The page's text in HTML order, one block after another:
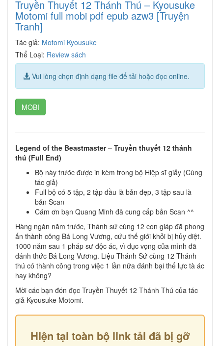
Truyền Thuyết 12 Thánh Thú – Kyousuke
Motomi full mobi pdf epub azw3 [Truyện
Tranh]
Tác giả: Motomi Kyousuke
Thể Loại: Review sách
Vui lòng chọn định dạng file để tải hoặc đọc online.
MOBI
Legend of the Beastmaster – Truyền thuyết 12 thánh
thú (Full End)
Bộ này trước được in kèm trong bộ Hiệp sĩ giấy (Cùng
tác giả)
Full bộ có 5 tập, 2 tập đầu là bản đẹp, 3 tập sau là
bản Scan
Cám ơn bạn Quang Minh đã cung cấp bản Scan ^^
Hàng ngàn năm trước, Thánh sứ cùng 12 con giáp đã phong
ấn thành công Bá Long Vương, cứu thế giới khỏi bị hủy diệt.
1000 năm sau 1 pháp sư độc ác, vì dục vọng của mình đã
đánh thức Bá Long Vương. Liệu Thánh Sứ cùng 12 Thánh
thú có thành công trong việc 1 lần nữa đánh bại thế lực tà ác
hay không?
Mời các bạn đón đọc Truyền Thuyết 12 Thánh Thú của tác
giả Kyousuke Motomi.
Hiện tại toàn bộ link tải đã bị gỡ